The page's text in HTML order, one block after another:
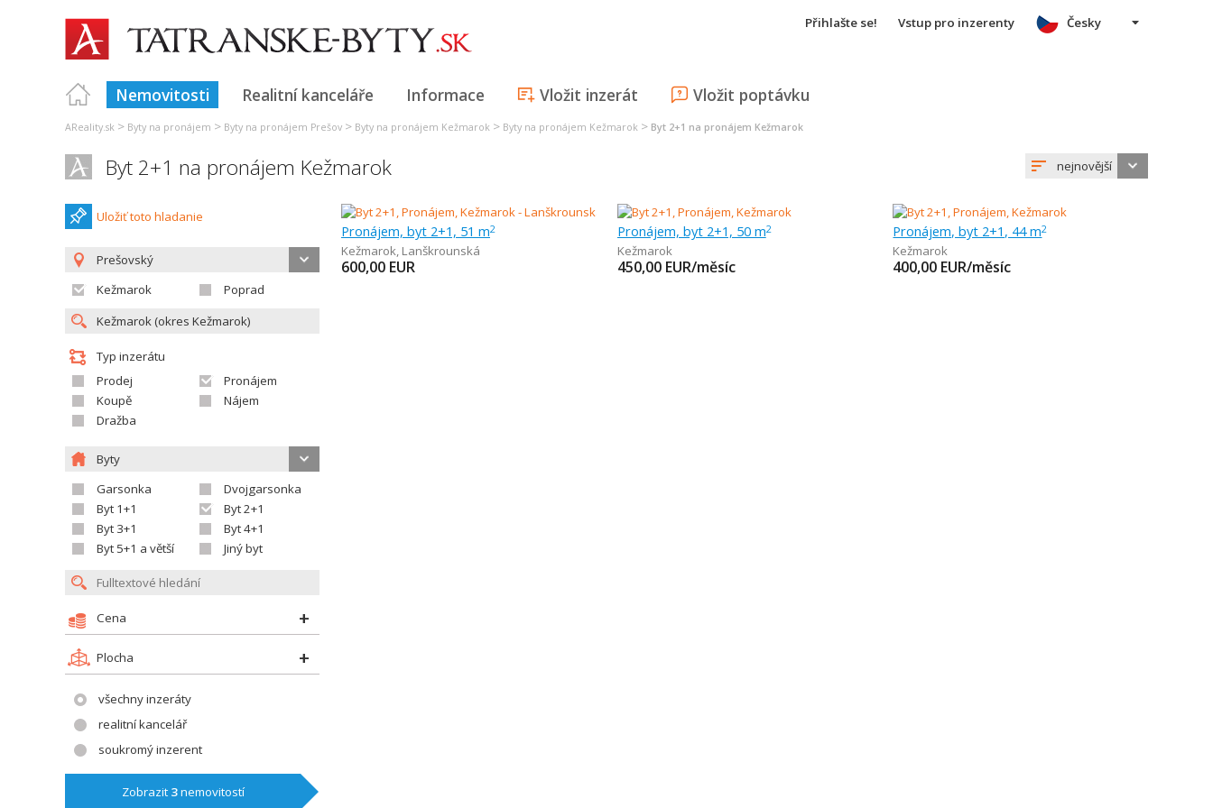
Přihlašte se! Vstup pro inzerenty
Nemovitosti Realitní kanceláře Informace Vložit inzerát Vložit poptávku
Česky
AReality.sk > Byty na pronájem > Byty na pronájem Prešov > Byty na pronájem Kežmarok > Byty na pronájem Kežmarok > Byt 2+1 na pronájem Kežmarok
Byt 2+1 na pronájem Kežmarok nejnovější
Uložiť toto hladanie
Prešovský
Kežmarok
Poprad
Typ inzerátu
Prodej
Pronájem
Koupě
Nájem
Dražba
Byty
Garsonka
Dvojgarsonka
Byt 1+1
Byt 2+1
Byt 3+1
Byt 4+1
Byt 5+1 a větší
Jiný byt
Cena
Plocha
všechny inzeráty
realitní kancelář
soukromý inzerent
Zobrazit 3nemovitostí
Pronájem, byt 2+1, 51 m2
Kežmarok, Lanškrounská
600,00 EUR
Pronájem, byt 2+1, 50 m2
Kežmarok
450,00 EUR/měsíc
Pronájem, byt 2+1, 44 m2
Kežmarok
400,00 EUR/měsíc